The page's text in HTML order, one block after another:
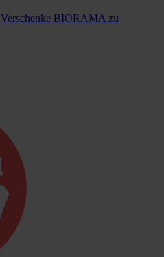
Verschenke BIORAMA zu